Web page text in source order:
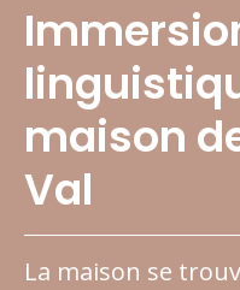
maison
Val
La maison se